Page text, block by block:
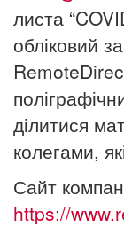
листа
обліковий
ділитися
колегами,
Сайт
https://